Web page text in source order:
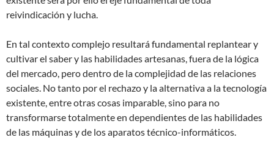
reivindicación y lucha.
En tal contexto complejo resultará fundamental replantear y
cultivar el saber y las habilidades artesanas, fuera de la lógica
del mercado, pero dentro de la complejidad de las relaciones
sociales. No tanto por el rechazo y la alternativa a la tecnología
existente, entre otras cosas imparable, sino para no
transformarse totalmente en dependientes de las habilidades
de las máquinas y de los aparatos técnico-informáticos.